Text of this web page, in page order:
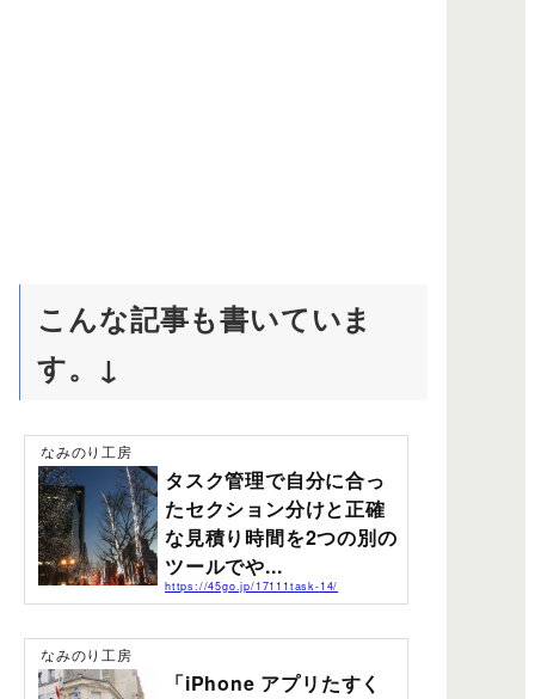
こんな記事も書いていま
す。↓
なみのり工房
タスク管理で自分に合っ
たセクション分けと正確
な見積り時間を2つの別の
ツールでや...
https://45go.jp/17111task-14/
不規則な仕事の就労時間からブログを規則正しく書ける
タシの場合、仕事をする時間帯が昼と夜の日がありま
す。最近は昼間のタスク管理はボチボチながら出来てき
たと感じていいます。問題は夜間の仕事の場合のセクシ
なみのり工房
「iPhone アプリたすく